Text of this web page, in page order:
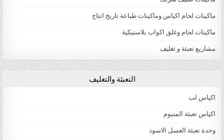
ماكينات لحام اكياس وماكينات طباعة تاريخ انتاج
ماكينات لحام وغلق اكواب بلاستيكية
مشاريع تعبئة و تغليف
التعبئة والتغليف
اكياس لب
اكياس تعبئة المنيوم
وحدة تعبئة العسل الاسود